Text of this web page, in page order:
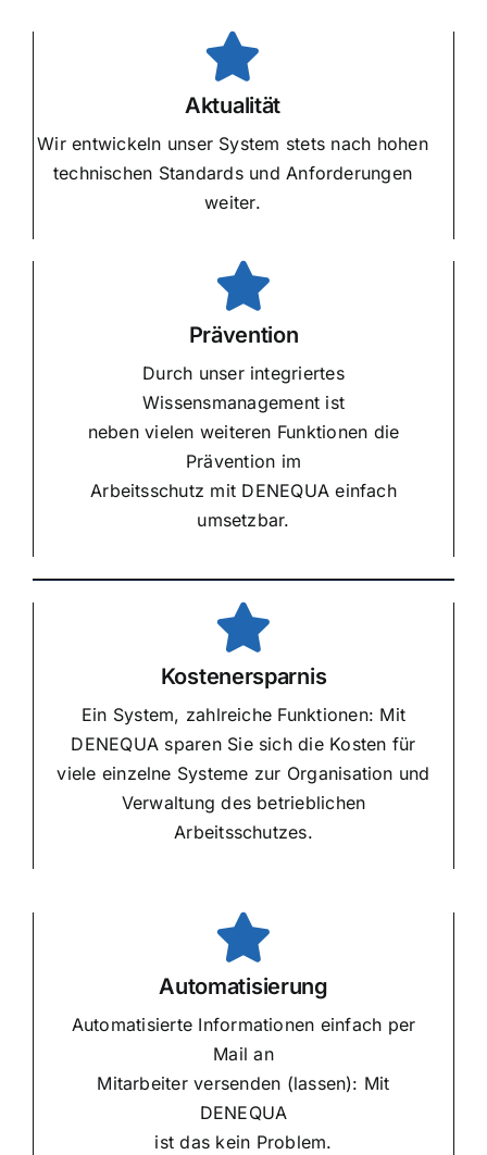
Aktualität
Wir entwickeln unser System stets nach hohen
technischen Standards und Anforderungen
weiter.
Prävention
Durch unser integriertes
Wissensmanagement ist
neben vielen weiteren Funktionen die
Prävention im
Arbeitsschutz mit DENEQUA einfach
umsetzbar.
Kostenersparnis
Ein System, zahlreiche Funktionen: Mit
DENEQUA sparen Sie sich die Kosten für
viele einzelne Systeme zur Organisation und
Verwaltung des betrieblichen
Arbeitsschutzes.
Automatisierung
Automatisierte Informationen einfach per
Mail an
Mitarbeiter versenden (lassen): Mit
DENEQUA
ist das kein Problem.